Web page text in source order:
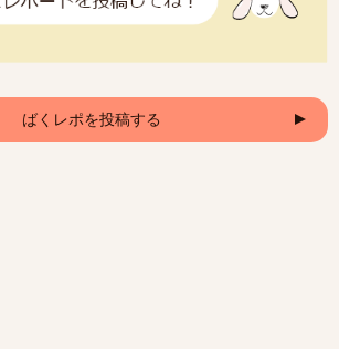
ばくレポを投稿する